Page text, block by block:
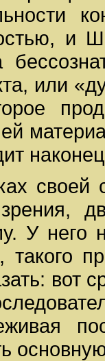
и
или
своей
У него
такого
вот